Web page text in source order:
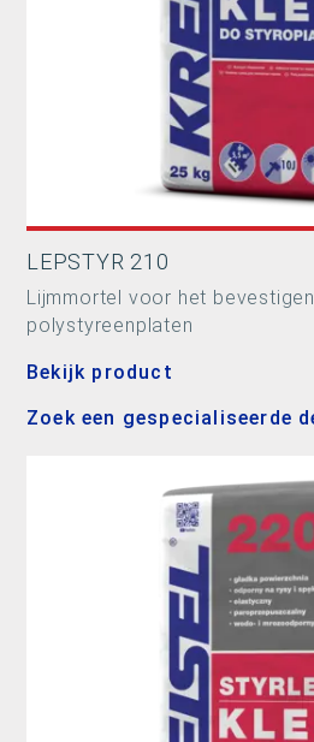
LEPSTYR 210
Lijmmortel voor het
polystyreenplaten
Bekijk product
Zoek een gespecialiseerde